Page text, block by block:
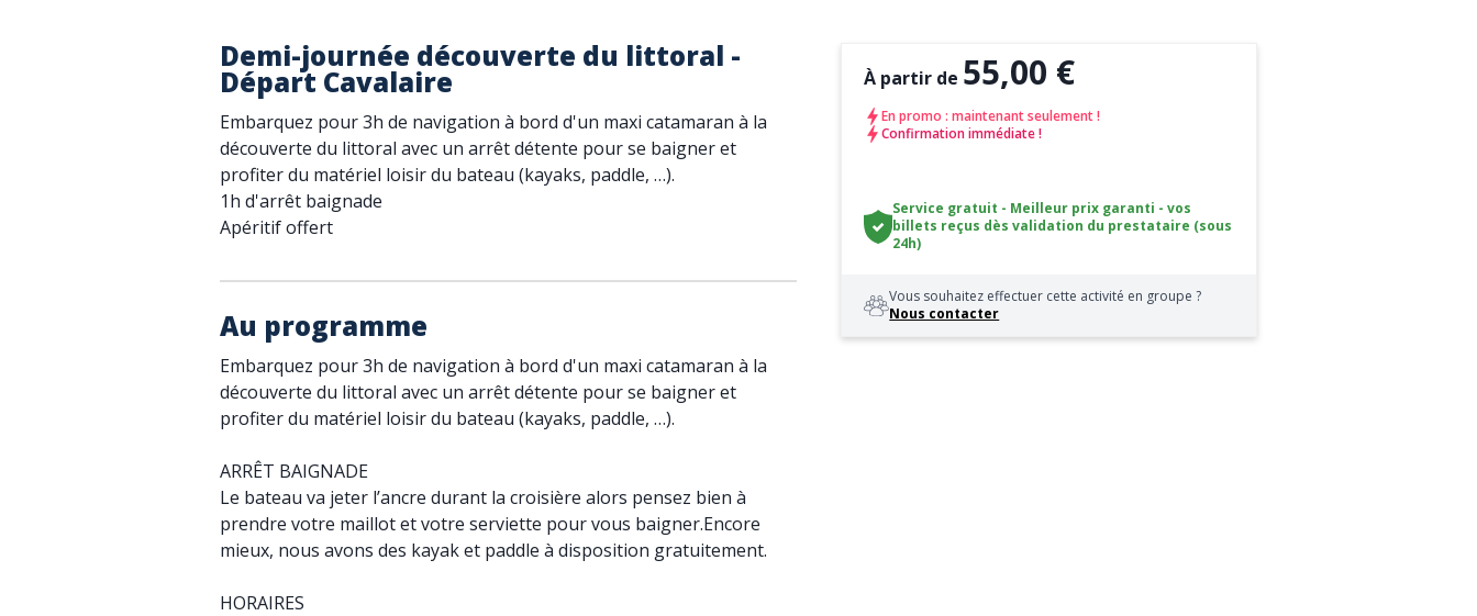
Demi-journée découverte du littoral -
Départ Cavalaire
Embarquez pour 3h de navigation à bord d'un maxi catamaran à la
découverte du littoral avec un arrêt détente pour se baigner et
profiter du matériel loisir du bateau (kayaks, paddle, …).
1h d'arrêt baignade
Apéritif offert
Au programme
Embarquez pour 3h de navigation à bord d'un maxi catamaran à la
découverte du littoral avec un arrêt détente pour se baigner et
profiter du matériel loisir du bateau (kayaks, paddle, …).
ARRÊT BAIGNADE
Le bateau va jeter l’ancre durant la croisière alors pensez bien à
prendre votre maillot et votre serviette pour vous baigner.Encore
mieux, nous avons des kayak et paddle à disposition gratuitement.
HORAIRES
À partir de 55,00 €
En promo : maintenant seulement !
Confirmation immédiate !
Service gratuit - Meilleur prix garanti - vos
billets reçus dès validation du prestataire (sous
24h)
Vous souhaitez effectuer cette activité en groupe ?
Nous contacter